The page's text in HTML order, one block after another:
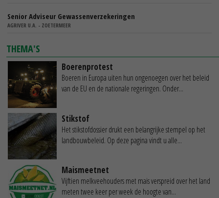
Senior Adviseur Gewassenverzekeringen
AGRIVER U.A. - ZOETERMEER
THEMA'S
Boerenprotest
Boeren in Europa uiten hun ongenoegen over het beleid
van de EU en de nationale regeringen. Onder...
Stikstof
Het stikstofdossier drukt een belangrijke stempel op het
landbouwbeleid. Op deze pagina vindt u alle...
Maismeetnet
Vijftien melkveehouders met mais verspreid over het land
meten twee keer per week de hoogte van...